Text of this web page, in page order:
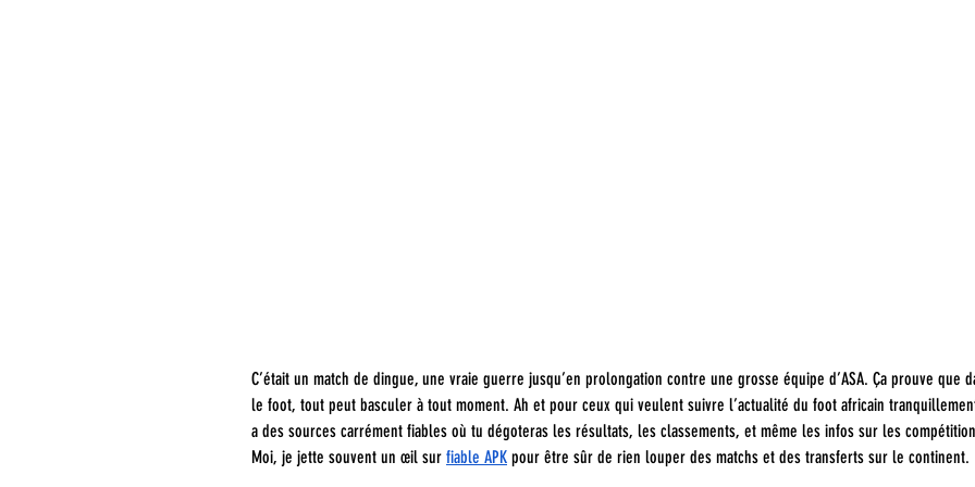
C’était un match de dingue, une vraie guerre jusqu’en prolongation contre une grosse équipe d’ASA. Ça prouve que
le foot, tout peut basculer à tout moment. Ah et pour ceux qui veulent suivre l’actualité du foot africain
a des sources carrément fiables où tu dégoteras les résultats, les classements, et même les infos sur les
Moi, je jette souvent un œil sur fiable APK pour être sûr de rien louper des matchs et des transferts sur le continent.